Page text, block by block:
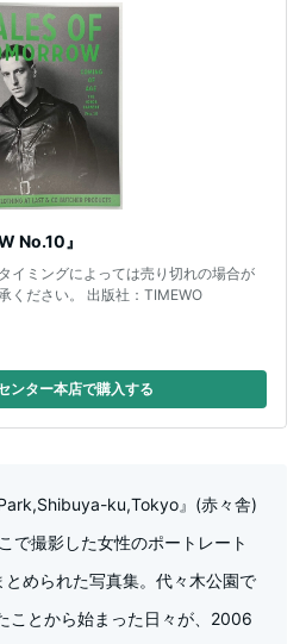
No.10』
イミングによっては売り切れの場合が
ください。 出版社：TIMEWO
ンター本店で購入する
ku,Tokyo』(赤々舎)
で撮影した女性のポートレート
められた写真集。代々木公園で
ことから始まった日々が、2006